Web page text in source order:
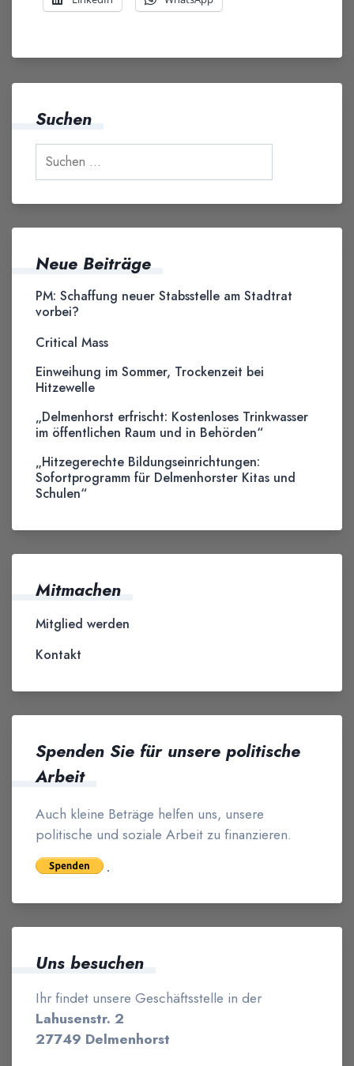
Suchen
Neue Beiträge
PM: Schaffung neuer Stabsstelle am Stadtrat
vorbei?
Critical Mass
Einweihung im Sommer, Trockenzeit bei
Hitzewelle
„Delmenhorst erfrischt: Kostenloses Trinkwasser
im öffentlichen Raum und in Behörden“
„Hitzegerechte Bildungseinrichtungen:
Sofortprogramm für Delmenhorster Kitas und
Schulen“
Mitmachen
Mitglied werden
Kontakt
Spenden Sie für unsere politische
Arbeit
Auch kleine Beträge helfen uns, unsere
politische und soziale Arbeit zu finanzieren.
Uns besuchen
Ihr findet unsere Geschäftsstelle in der
Lahusenstr. 2
27749 Delmenhorst